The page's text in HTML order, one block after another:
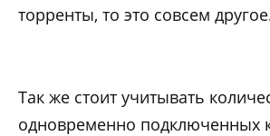
торренты, то это совсем
Так же стоит учитывать
одновременно подключенных